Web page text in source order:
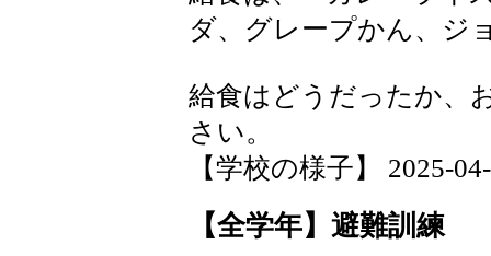
ダ、グレープかん、ジ
給食はどうだったか、
さい。
【学校の様子】 2025-
【全学年】避難訓練